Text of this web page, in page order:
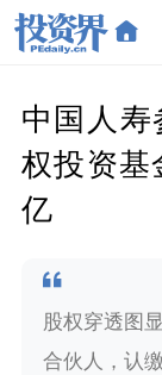
中国人
权投资基
亿
股权穿透图
合伙人，认